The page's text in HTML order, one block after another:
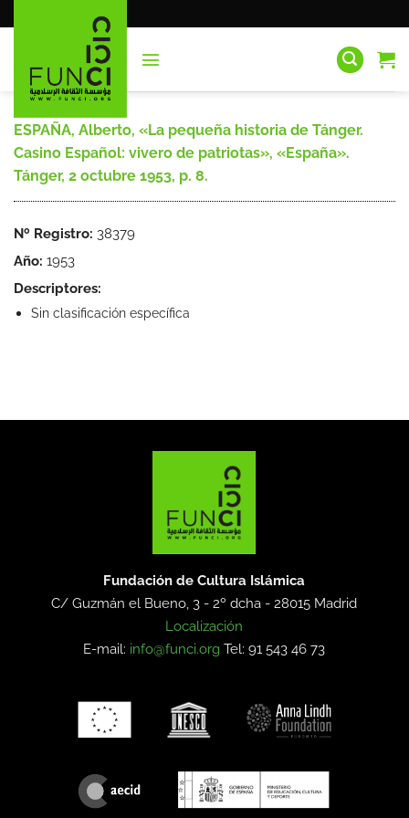
al
ESPAÑA, Alberto, «La pequeña historia de Tánger.
Casino Español: vivero de patriotas», «España».
Tánger, 2 octubre 1953, p. 8.
Nº Registro: 38379
Año: 1953
Descriptores:
Sin clasificación específica
Fundación de Cultura Islámica
C/ Guzmán el Bueno, 3 - 2º dcha -28015 Madrid
Localización
E-mail: info@funci.org Tel: 91 543 46 73